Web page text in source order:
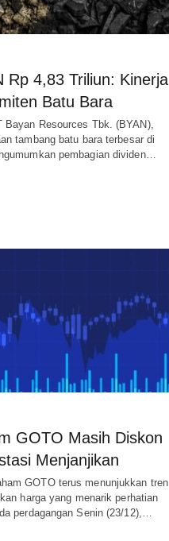
Rp 4,83 Triliun: Kinerja
Batu Bara
Bayan Resources Tbk. (BYAN),
tambang batu bara terbesar di
pembagian dividen…
GOTO Masih Diskon
Menjanjikan
GOTO terus menunjukkan tren
harga yang menarik perhatian
perdagangan Senin (23/12),…